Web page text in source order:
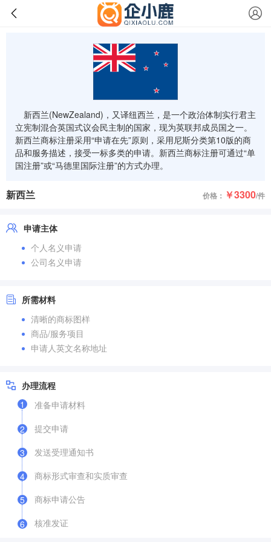
新西兰(NewZealand)，又译纽西兰，是一个政治体制实行君主
立宪制混合英国式议会民主制的国家，现为英联邦成员国之一。
新西兰商标注册采用“申请在先”原则，采用尼斯分类第10版的商
品和服务描述，接受一标多类的申请。新西兰商标注册可通过“单
国注册”或“马德里国际注册”的方式办理。
新西兰 价格： ￥3300/件
申请主体
个人名义申请
公司名义申请
所需材料
清晰的商标图样
商品/服务项目
申请人英文名称地址
办理流程
1
准备申请材料
2
提交申请
3
发送受理通知书
4
商标形式审查和实质审查
5
商标申请公告
6 核准发证